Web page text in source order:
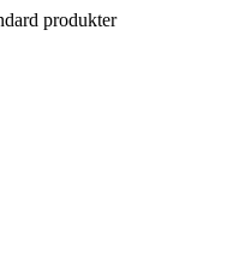
produkter